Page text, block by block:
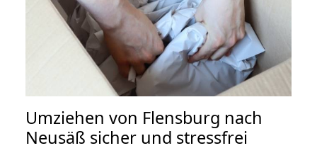
Umziehen von Flensburg nach
Neusäß sicher und stressfrei